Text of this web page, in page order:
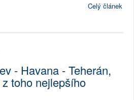
Celý článek
- Havana - Teherán,
toho nejlepšího